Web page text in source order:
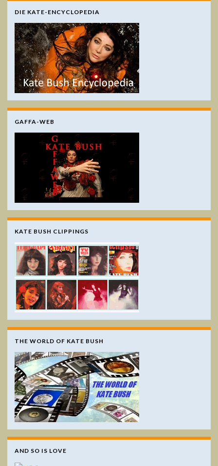
DIE KATE-ENCYCLOPEDIA
GAFFA-WEB
KATE BUSH CLIPPINGS
THE WORLD OF KATE BUSH
AND SO IS LOVE